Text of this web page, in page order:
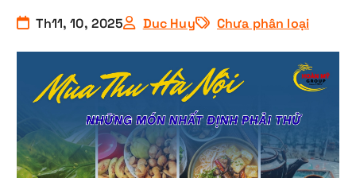
Th11, 10, 2025 Duc Huy Chưa phân loại